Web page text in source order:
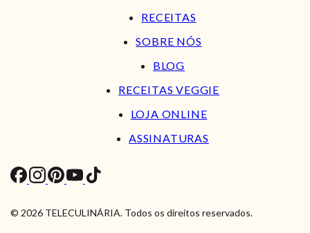
RECEITAS
SOBRE NÓS
BLOG
RECEITAS VEGGIE
LOJA ONLINE
ASSINATURAS
© 2026 TELECULINÁRIA. Todos os direitos reservados.